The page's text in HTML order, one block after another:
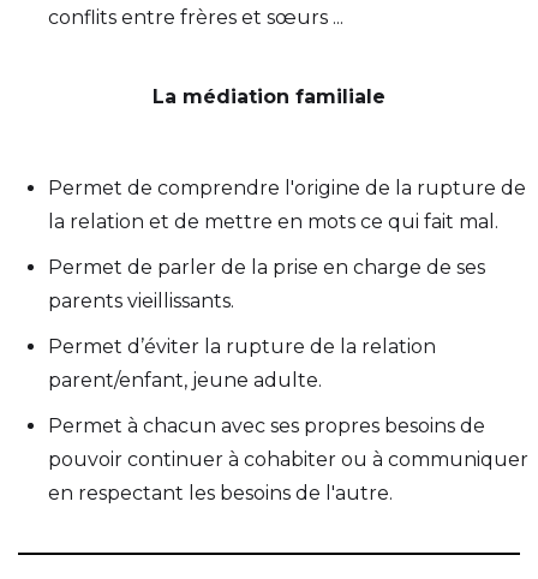
conflits entre frères et sœurs ...
​La médiation familiale
Permet de comprendre l'origine de la rupture de
la relation et de mettre en mots ce qui fait mal.
Permet de parler de la prise en charge de ses
parents vieillissants.
Permet d’éviter la rupture de la relation
parent/enfant, jeune adulte.
Permet à chacun avec ses propres besoins de
pouvoir continuer à cohabiter ou à communiquer
en respectant les besoins de l'autre.